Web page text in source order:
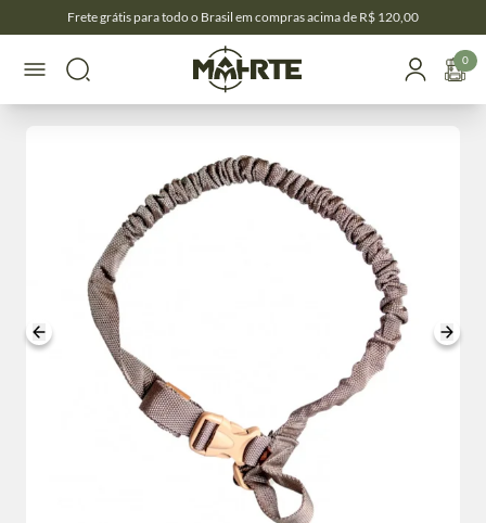
Frete grátis para todo o Brasil em compras acima de R$ 120,00
0